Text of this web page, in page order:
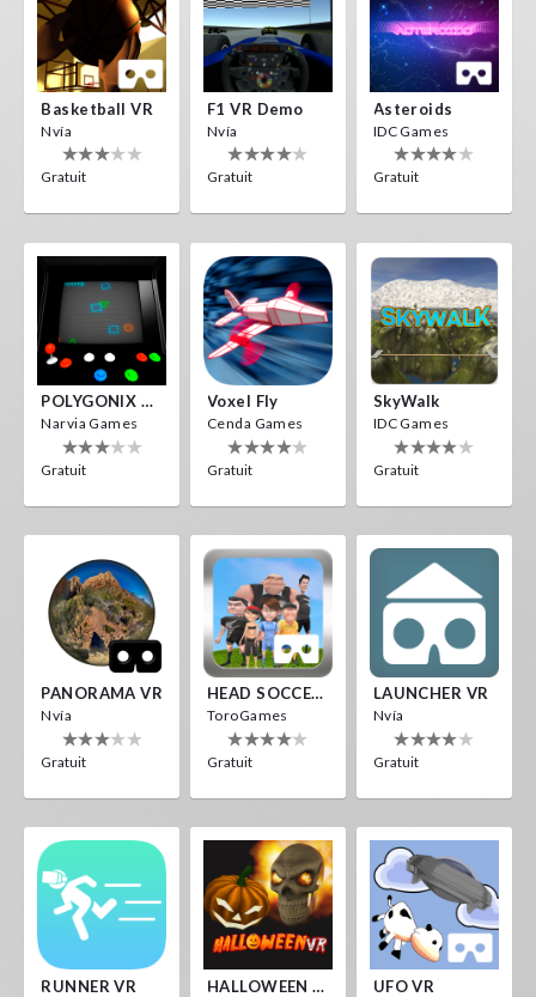
Basketball VR
Nvía
Gratuit
F1 VR Demo
Nvía
Gratuit
Asteroids
IDC Games
Gratuit
POLYGONIX VR
Narvia Games
Gratuit
Voxel Fly
Cenda Games
Gratuit
SkyWalk
IDC Games
Gratuit
PANORAMA VR
Nvía
Gratuit
HEAD SOCCER VR
ToroGames
Gratuit
LAUNCHER VR
Nvía
Gratuit
RUNNER VR HALLOWEEN VR UFO VR